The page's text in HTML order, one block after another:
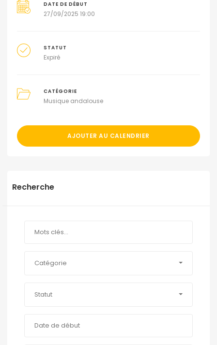
DATE DE DÉBUT
27/09/2025 19:00
STATUT
Expiré
CATÉGORIE
Musique andalouse
AJOUTER AU CALENDRIER
Recherche
Catégorie
Statut